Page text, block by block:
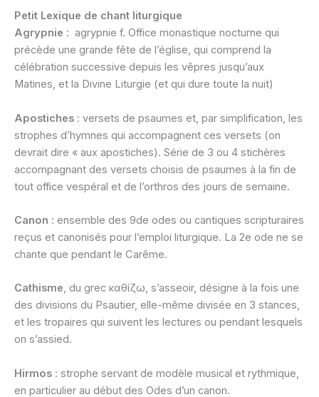
Petit Lexique de chant liturgique
Agrypnie : agrypnie f. Office monastique nocturne qui
précède une grande fête de l’église, qui comprend la
célébration successive depuis les vêpres jusqu’aux
Matines, et la Divine Liturgie (et qui dure toute la nuit)
Apostiches : versets de psaumes et, par simplification, les
strophes d’hymnes qui accompagnent ces versets (on
devrait dire « aux apostiches). Série de 3 ou 4 stichères
accompagnant des versets choisis de psaumes à la fin de
tout office vespéral et de l’orthros des jours de semaine.
Canon : ensemble des 9de odes ou cantiques scripturaires
reçus et canonisés pour l’emploi liturgique. La 2e ode ne se
chante que pendant le Carême.
Cathisme, du grec καθίζω, s’asseoir, désigne à la fois une
des divisions du Psautier, elle-même divisée en 3 stances,
et les tropaires qui suivent les lectures ou pendant lesquels
on s’assied.
Hirmos : strophe servant de modèle musical et rythmique,
en particulier au début des Odes d’un canon.